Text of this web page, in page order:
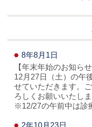
8年8月1日
【年末年始のお知らせ
12月27日（土）の午
せていただきます。
ろしくお願いいたしま
※12/27の午前中は診
2年10月23日